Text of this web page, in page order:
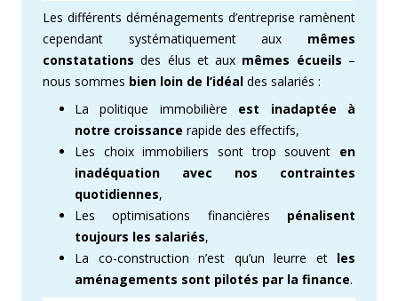
Les différents déménagements d’entreprise ramènent
cependant systématiquement aux mêmes
constatations des élus et aux mêmes écueils –
nous sommes bien loin de l’idéal des salariés :
La politique immobilière est inadaptée à
notre croissance rapide des effectifs,
Les choix immobiliers sont trop souvent en
inadéquation avec nos contraintes
quotidiennes,
Les optimisations financières pénalisent
toujours les salariés,
La co-construction n’est qu’un leurre et les
aménagements sont pilotés par la finance.